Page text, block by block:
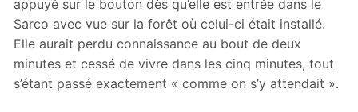
appuyé sur le bouton dès qu’elle est entrée dans le
Sarco avec vue sur la forêt où celui-ci était installé.
Elle aurait perdu connaissance au bout de deux
minutes et cessé de vivre dans les cinq minutes, tout
s’étant passé exactement « comme on s’y attendait ».